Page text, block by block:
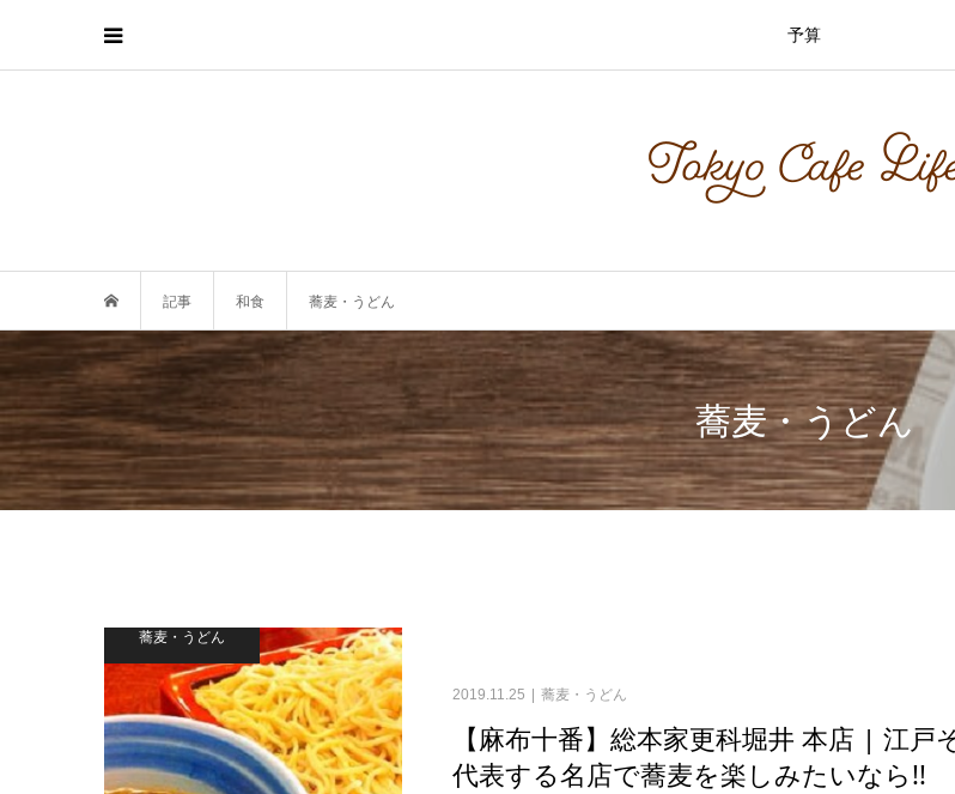
予算
記事 和食 蕎麦・うどん
蕎麦・うどん
蕎麦・うどん
2019.11.25 蕎麦・うどん
【麻布十番】総本家更科堀井 本店 | 江戸
代表する名店で蕎麦を楽しみたいなら!!